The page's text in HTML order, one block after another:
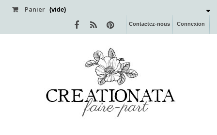
Panier (vide)
Connexion
Contactez-nous